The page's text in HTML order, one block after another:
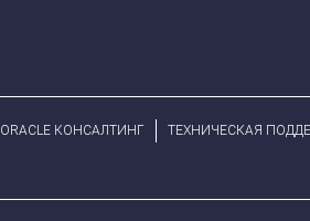
ORACLE КОНСАЛТИНГ ТЕХНИЧЕСКАЯ